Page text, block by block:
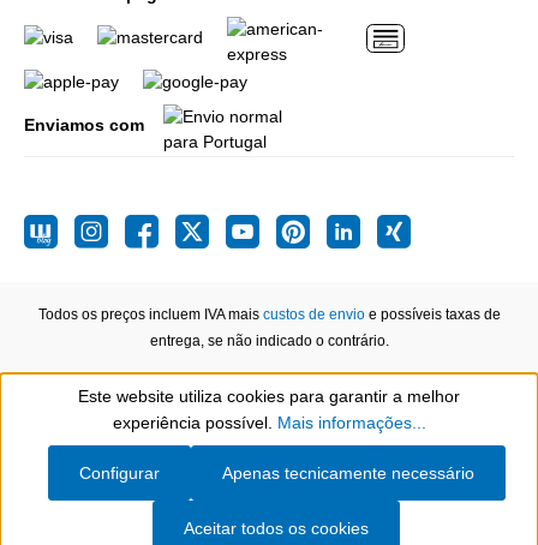
Enviamos com
Todos os preços incluem IVA mais custos de envioe possíveis taxas de
entrega, se não indicado o contrário.
Show toolbar
Este website utiliza cookies para garantir a melhor
experiência possível. Mais informações...
Apenas tecnicamente necessário
Configurar
Aceitar todos os cookies